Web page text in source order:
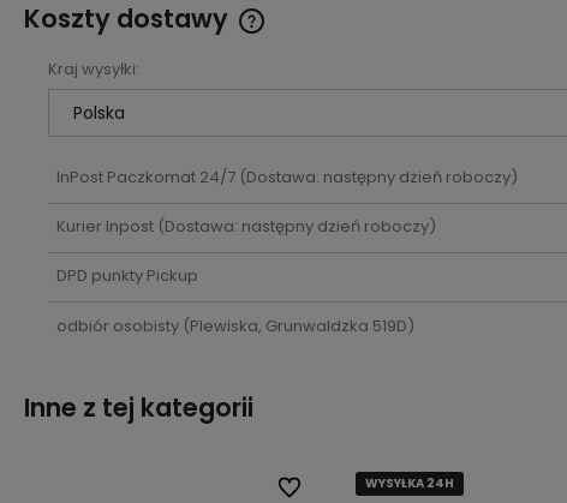
Koszty dostawy
Kraj wysyłki:
InPost Paczkomat 24/7(Dostawa: następny dzień roboczy)
Kurier Inpost(Dostawa: następny dzień roboczy)
DPD punkty Pickup
odbiór osobisty(Plewiska, Grunwaldzka 519D)
Inne z tej kategorii
Do ulubionych
Do ulubionychWYSYŁKA 24H
WYSYŁKA 24H
WYSYŁKA 24H
WYSYŁKA 24H